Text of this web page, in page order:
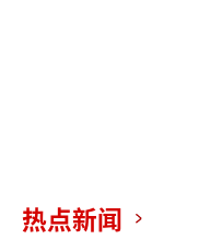
热点新闻